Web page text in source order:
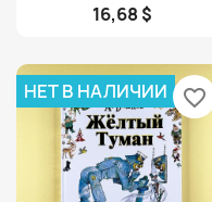
16,68 $
НЕТ В НАЛИЧИИ favorite_border